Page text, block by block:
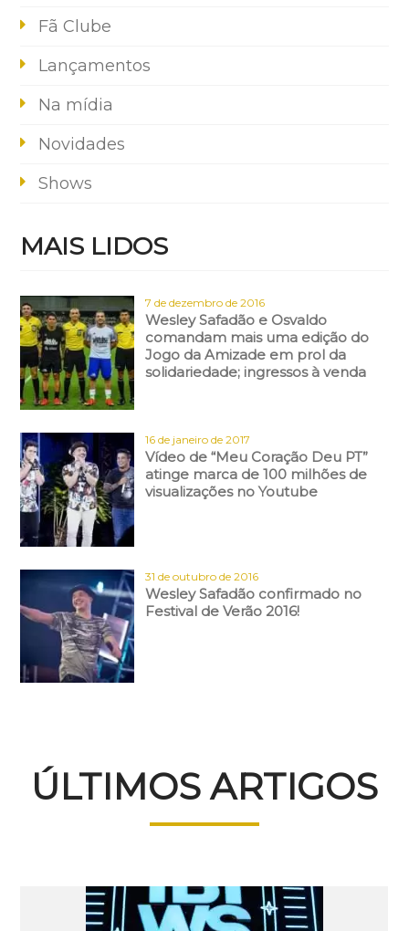
Fã Clube
Lançamentos
Na mídia
Novidades
Shows
MAIS LIDOS
7 de dezembro de 2016
Wesley Safadão e Osvaldo
comandam mais uma edição do
Jogo da Amizade em prol da
solidariedade; ingressos à venda
16 de janeiro de 2017
Vídeo de “Meu Coração Deu PT”
atinge marca de 100 milhões de
visualizações no Youtube
31 de outubro de 2016
Wesley Safadão confirmado no
Festival de Verão 2016!
ÚLTIMOS ARTIGOS